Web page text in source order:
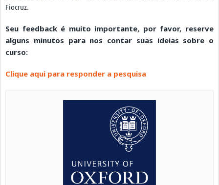
Fiocruz.
Seu feedback é muito importante, por favor, reserve
alguns minutos para nos contar suas ideias sobre o
curso:
Clique aqui para responder a pesquisa